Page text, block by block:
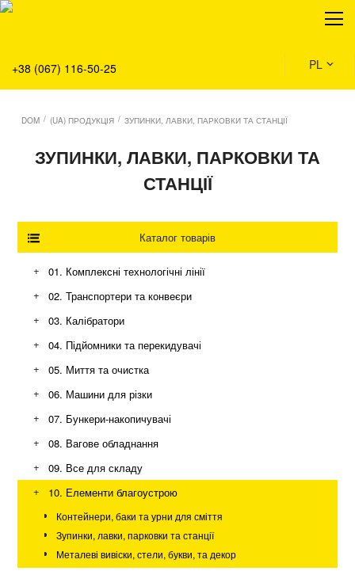
+38 (067) 116-50-25 PL
O nas
Serwis
Rozwiązania
Dom
DOM / (UA) ПРОДУКЦІЯ / ЗУПИНКИ, ЛАВКИ, ПАРКОВКИ ТА СТАНЦІЇ
ЗУПИНКИ, ЛАВКИ, ПАРКОВКИ ТА
СТАНЦІЇ
Каталог товарів
+ 01. Комплексні технологічні лінії
Промисловість та виробництво
Екологія та благоустрій
+ 02. Транспортери та конвеєри
Роликові конвеєри
Стрічкові конвеєри
Шнекові конвеєри
+
03. Калібратори
+
04. Підйомники та перекидувачі
+
05. Миття та очистка
+
06. Машини для різки
+
07. Бункери-накопичувачі
+
08. Вагове обладнання
+
09. Все для складу
+
10. Елементи благоустрою
Контейнери, баки та урни для сміття
Зупинки, лавки, парковки та станції
Металеві вивіски, стели, букви, та декор